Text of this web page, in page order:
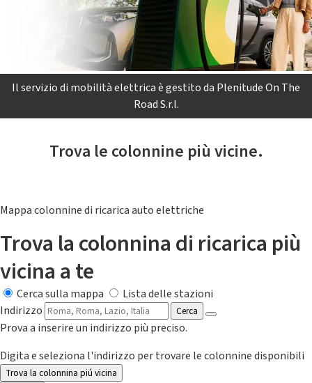
Il servizio di mobilità elettrica è gestito da Plenitude On The
Road S.r.l.
Trova le colonnine più vicine.
Mappa colonnine di ricarica auto elettriche
Trova la colonnina di ricarica più
vicina a te
Cerca sulla mappa
Lista delle stazioni
Indirizzo
Cerca
Prova a inserire un indirizzo più preciso.
Digita e seleziona l'indirizzo per trovare le colonnine disponibili
Trova la colonnina piú vicina